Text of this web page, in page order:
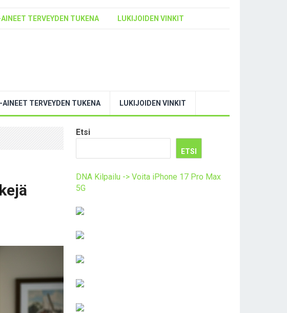
TERVEYDEN TUKENA LUKIJOIDEN VINKIT
AINEET TERVEYDEN TUKENA LUKIJOIDEN VINKIT
Etsi
ETSI
DNA Kilpailu -> Voita iPhone 17 Pro Max
5G